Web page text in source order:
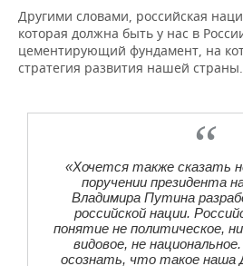
Другими словами, российская
которая должна быть у нас в
цементирующий фундамент, на
стратегия развития нашей страны.
«Хочется также сказать
поручении президента
Владимира Путина
российской нации.
понятие не политическое,
видовое, не
осознать, что такое наша